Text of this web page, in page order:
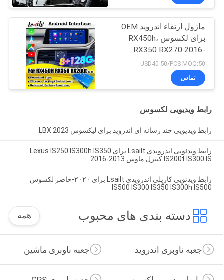
ماژول ارتقاء اندروید OEM
برای لکسوس RX450h،
RX350 RX270 2016-
2021، ادغام کارپلی
بی‌سیم، اندروید اتو،
یوتیوب، نتفلیکس
USD40-50/PCS MOQ:50
تماس
رابط ویدیویی لکسوس
رابط ویدیویی چند رسانه ای اندروید برای لیکسوس LBX 2023
رابط ویدئویی اندرویدی Lsailt برای Lexus IS250 IS300h IS350
IS200t IS300 IS کنترل ماوس 2013-2016
رابط ویدئویی کارپلی اندرویدی Lsailt برای ۲۰۲۰-حاضر لکسوس
IS500 IS300 IS350 IS300h IS500
دسته بندی های محبوب همه
جعبه ناوبری ماشین جعبه ناوبری اندروید